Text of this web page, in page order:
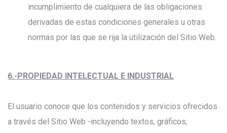
incumplimiento de cualquiera de las obligaciones
derivadas de estas condiciones generales u otras
normas por las que se rija la utilización del Sitio Web.
6.-PROPIEDAD INTELECTUAL E INDUSTRIAL
El usuario conoce que los contenidos y servicios ofrecidos
a través del Sitio Web -incluyendo textos, gráficos,